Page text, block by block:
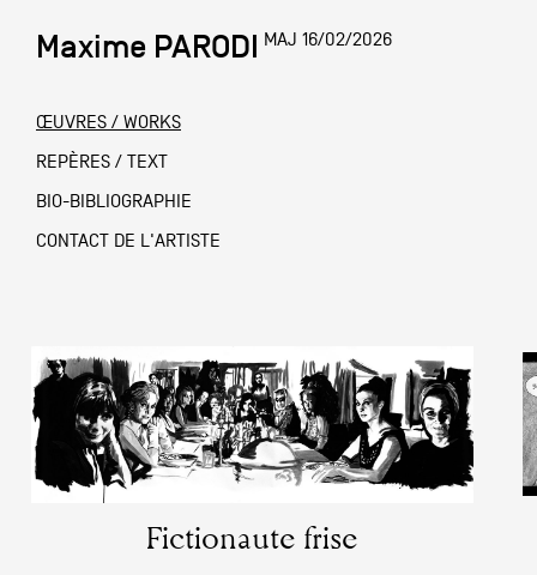
Équipe
Partenaires
Crédits
Actions
Maxime PARODI MAJ 16/02/2026
ŒUVRES / WORKS
REPÈRES / TEXT
BIO-BIBLIOGRAPHIE
CONTACT DE L'ARTISTE
Fictionaute frise